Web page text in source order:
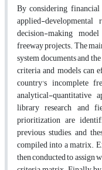
By considering financial
applied-
decision-making
freeway projects. The
system documents and
criteria and models can
country's incomplete
analytical-quantitative
library research and
prioritization are
previous studies, and
compiled into a matrix.
then conducted to assign